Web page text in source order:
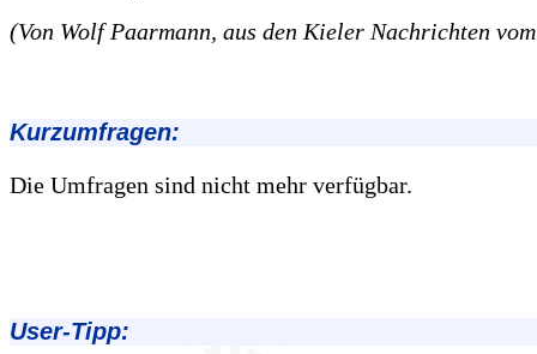
(Von Wolf Paarmann, aus den Kieler Nachrichten
Kurzumfragen:
Die Umfragen sind nicht mehr verfügbar.
User-Tipp: